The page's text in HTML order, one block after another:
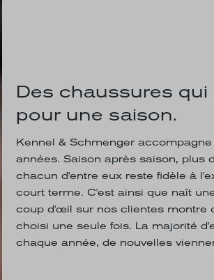
Des chaussures qui
pour une saison.
Kennel & Schmenger
années. Saison après saison, plus
chacun d'entre eux reste fidèle à
court terme. C'est ainsi que naît
coup d'œil sur nos clientes montre
choisi une seule fois. La majorité
chaque année, de nouvelles